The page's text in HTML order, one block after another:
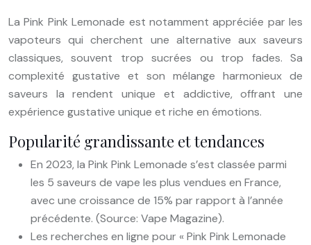
La Pink Pink Lemonade est notamment appréciée par les
vapoteurs qui cherchent une alternative aux saveurs
classiques, souvent trop sucrées ou trop fades. Sa
complexité gustative et son mélange harmonieux de
saveurs la rendent unique et addictive, offrant une
expérience gustative unique et riche en émotions.
Popularité grandissante et tendances
En 2023, la Pink Pink Lemonade s’est classée parmi
les 5 saveurs de vape les plus vendues en France,
avec une croissance de 15% par rapport à l’année
précédente. (Source: Vape Magazine).
Les recherches en ligne pour « Pink Pink Lemonade